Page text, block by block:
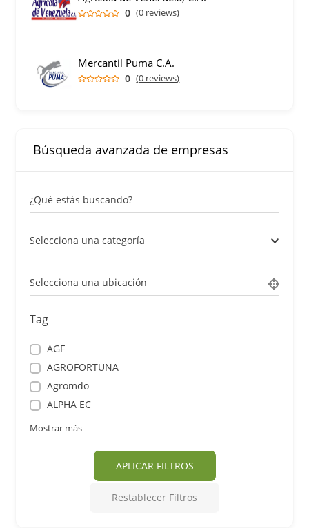
0 (0 reviews)
Mercantil Puma C.A.
0 (0 reviews)
Búsqueda avanzada de empresas
¿Qué estás buscando?
Selecciona una categoría
Selecciona una ubicación
Tag
AGF
AGROFORTUNA
Agromdo
ALPHA EC
Mostrar más
APLICAR FILTROS
Restablecer Filtros